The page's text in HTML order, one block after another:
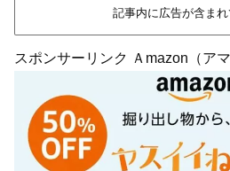
記事内に広告が含まれ
スポンサーリンク Ａmazon（アマ